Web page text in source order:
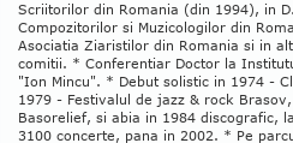
Scriitorilor din Romania (din 1994), in
Compozitorilor si Muzicologilor din
Asociatia Ziaristilor din Romania si in
comitii. * Conferentiar Doctor la
"Ion Mincu". * Debut solistic in 1974 -
1979 - Festivalul de jazz & rock
Basorelief, si abia in 1984 discografic,
3100 concerte, pana in 2002. * Pe